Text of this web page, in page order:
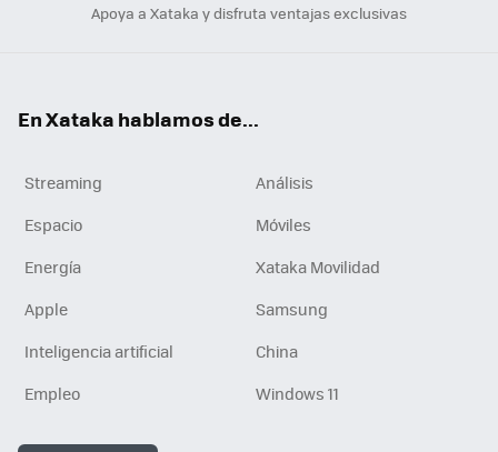
Apoya a Xataka y disfruta ventajas exclusivas
En Xataka hablamos de...
Streaming
Análisis
Espacio
Móviles
Energía
Xataka Movilidad
Apple
Samsung
Inteligencia artificial
China
Empleo
Windows 11